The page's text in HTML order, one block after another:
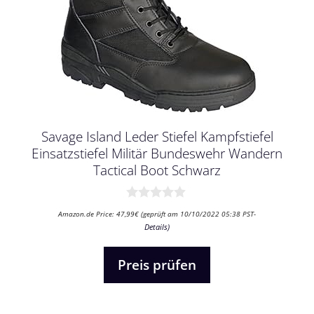
Savage Island Leder Stiefel Kampfstiefel
Einsatzstiefel Militär Bundeswehr Wandern
Tactical Boot Schwarz
v
Amazon.de Price: 47,99€ (geprüft am 10/10/2022 05:38 PST-
Details)
Preis prüfen